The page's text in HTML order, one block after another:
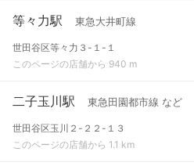
等々力駅 東急大井町線
世田谷区等々力３-１-１
このページの店舗から 940 m
二子玉川駅 東急田園都市線 など
世田谷区玉川２-２２-１３
このページの店舗から 1.1 km